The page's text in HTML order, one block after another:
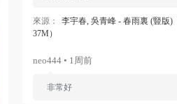
來源：
李宇春, 吳青峰 - 春雨裏 (豎版)
37M）
neo444 • 1周前
非常好